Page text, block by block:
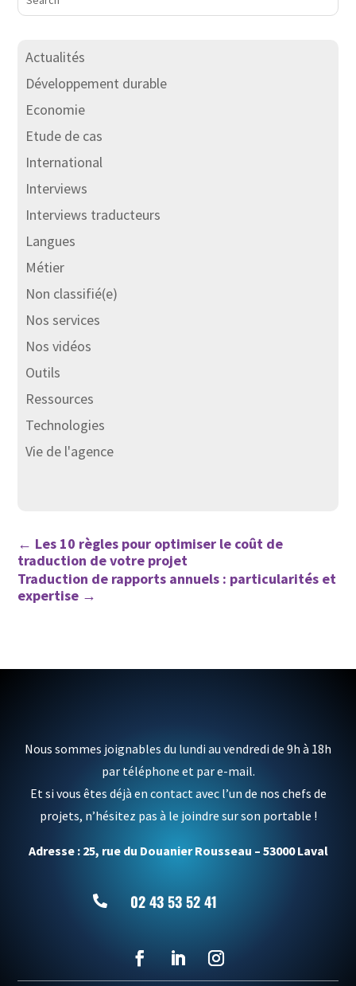
Actualités
Développement durable
Economie
Etude de cas
International
Interviews
Interviews traducteurs
Langues
Métier
Non classifié(e)
Nos services
Nos vidéos
Outils
Ressources
Technologies
Vie de l'agence
← Les 10 règles pour optimiser le coût de
traduction de votre projet
Traduction de rapports annuels : particularités et
expertise →
Nous sommes joignables du lundi au vendredi de 9h à 18h
par téléphone et par e-mail.
Et si vous êtes déjà en contact avec l’un de nos chefs de
projets, n’hésitez pas à le joindre sur son portable !
Adresse : 25, rue du Douanier Rousseau – 53000 Laval
 02 43 53 52 41